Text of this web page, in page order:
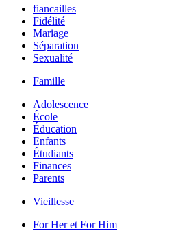
fiancailles
Fidélité
Mariage
Séparation
Sexualité
Famille
Adolescence
École
Éducation
Enfants
Étudiants
Finances
Parents
Vieillesse
For Her et For Him